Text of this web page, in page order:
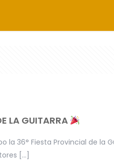
LA GUITARRA
la 36° Fiesta Provincial de la
[…]